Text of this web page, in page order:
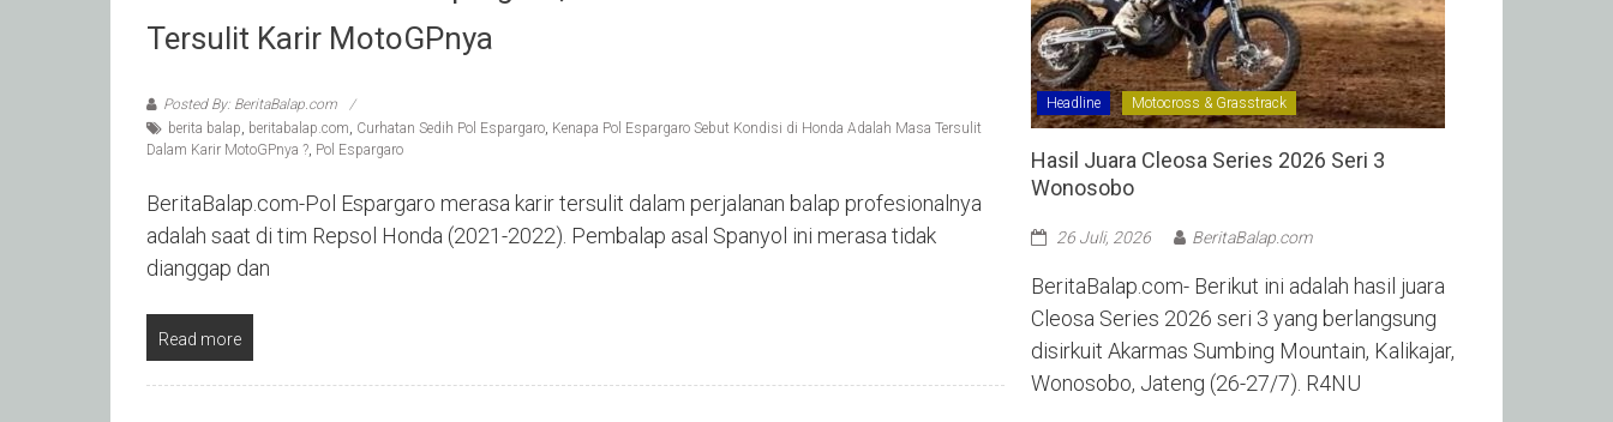
Tersulit Karir MotoGPnya
Posted By: BeritaBalap.com
berita balap, beritabalap.com, Curhatan Sedih Pol Espargaro, Kenapa Pol Espargaro Sebut Kondisi di Honda Adalah Masa Tersulit
Dalam Karir MotoGPnya ?, Pol Espargaro
BeritaBalap.com-Pol Espargaro merasa karir tersulit dalam perjalanan balap profesionalnya
adalah saat di tim Repsol Honda (2021-2022). Pembalap asal Spanyol ini merasa tidak
dianggap dan
Read more
Headline Motocross & Grasstrack
Hasil Juara Cleosa Series 2026 Seri 3
Wonosobo ‎
26 Juli, 2026 BeritaBalap.com
BeritaBalap.com- Berikut ini adalah hasil juara
Cleosa Series 2026 seri 3 yang berlangsung
disirkuit Akarmas Sumbing Mountain, Kalikajar,
Wonosobo, Jateng (26-27/7). R4NU